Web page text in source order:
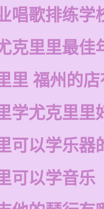
唱歌排练学
克里里最佳
里 福州的
学尤克里里
可以学乐器
可以学音乐